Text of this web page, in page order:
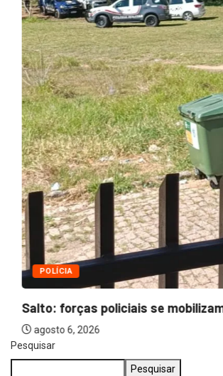
POLÍCIA
Salto: forças policiais se mobilizam
agosto 6, 2026
Pesquisar
Pesquisar